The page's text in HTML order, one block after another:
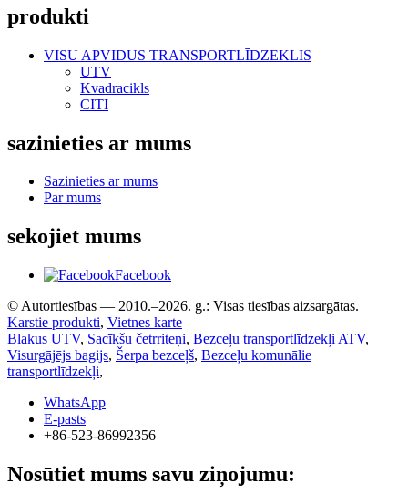
produkti
VISU APVIDUS TRANSPORTLĪDZEKLIS
UTV
Kvadracikls
CITI
sazinieties ar mums
Sazinieties ar mums
Par mums
sekojiet mums
Facebook
© Autortiesības — 2010.–2026. g.: Visas tiesības aizsargātas.
Karstie produkti, Vietnes karte
Blakus UTV, Sacīkšu četrriteņi, Bezceļu transportlīdzekļi ATV,
Visurgājējs bagijs, Šerpa bezceļš, Bezceļu komunālie
transportlīdzekļi,
WhatsApp
E-pasts
+86-523-86992356
Nosūtiet mums savu ziņojumu: